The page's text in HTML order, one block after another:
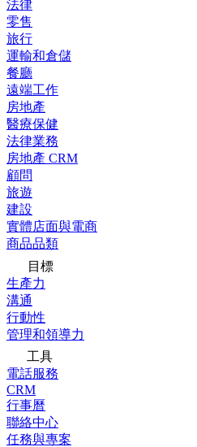
法律
零售
旅行
運輸和倉儲
餐廳
遠端工作
房地產
醫療保健
法律業務
房地產 CRM
顧問
旅遊
建設
實體店面與電商
商品品類
目標
生產力
溝通
行動性
管理和領導力
工具
電話服務
CRM
行事曆
聯絡中心
任務與專案